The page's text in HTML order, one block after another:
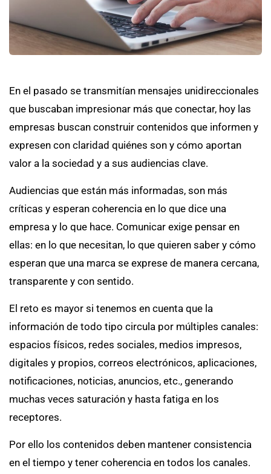
En el pasado se transmitían mensajes unidireccionales
que buscaban impresionar más que conectar, hoy las
empresas buscan construir contenidos que informen y
expresen con claridad quiénes son y cómo aportan
valor a la sociedad y a sus audiencias clave.
Audiencias que están más informadas, son más
críticas y esperan coherencia en lo que dice una
empresa y lo que hace. Comunicar exige pensar en
ellas: en lo que necesitan, lo que quieren saber y cómo
esperan que una marca se exprese de manera cercana,
transparente y con sentido.
El reto es mayor si tenemos en cuenta que la
información de todo tipo circula por múltiples canales:
espacios físicos, redes sociales, medios impresos,
digitales y propios, correos electrónicos, aplicaciones,
notificaciones, noticias, anuncios, etc., generando
muchas veces saturación y hasta fatiga en los
receptores.
Por ello los contenidos deben mantener consistencia
en el tiempo y tener coherencia en todos los canales.